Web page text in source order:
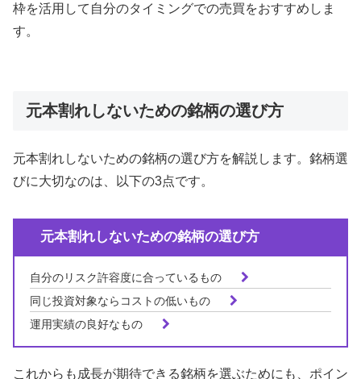
枠を活用して自分のタイミングでの売買をおすすめしま
す。
元本割れしないための銘柄の選び方
元本割れしないための銘柄の選び方を解説します。銘柄選
びに大切なのは、以下の3点です。
元本割れしないための銘柄の選び方
自分のリスク許容度に合っているもの
同じ投資対象ならコストの低いもの
運用実績の良好なもの
これからも成長が期待できる銘柄を選ぶためにも、ポイン